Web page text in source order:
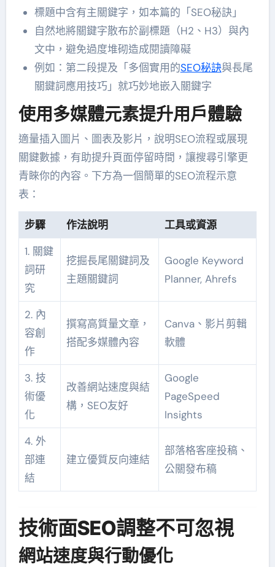
標題中含有主關鍵字，如本篇的「SEO秘訣」
自然地將關鍵字散布於副標題（H2、H3）與內
文中，避免過度堆砌造成閱讀障礙
例如：第二段提及「多個實用的SEO秘訣與長尾
關鍵詞應用技巧」就巧妙地嵌入關鍵字
使用多媒體元素提升用戶體驗
適量插入圖片、圖表及影片，說明SEO流程或展現
關鍵數據，有助提升頁面停留時間，讓搜尋引擎更
青睞你的內容。下方為一個簡單的SEO流程示意
表：
步驟 作法說明
工具或資源
1. 關鍵
詞研
究
挖掘長尾關鍵詞及
主題關鍵詞
Google Keyword
Planner, Ahrefs
2. 內
容創
作
撰寫高質量文章，
搭配多媒體內容
Canva、影片剪輯
軟體
3. 技
術優
化
改善網站速度與結
構，SEO友好
Google
PageSpeed
Insights
4. 外
部連
結
建立優質反向連結
部落格客座投稿、
公關發布稿
技術面SEO調整不可忽視
網站速度與行動優化